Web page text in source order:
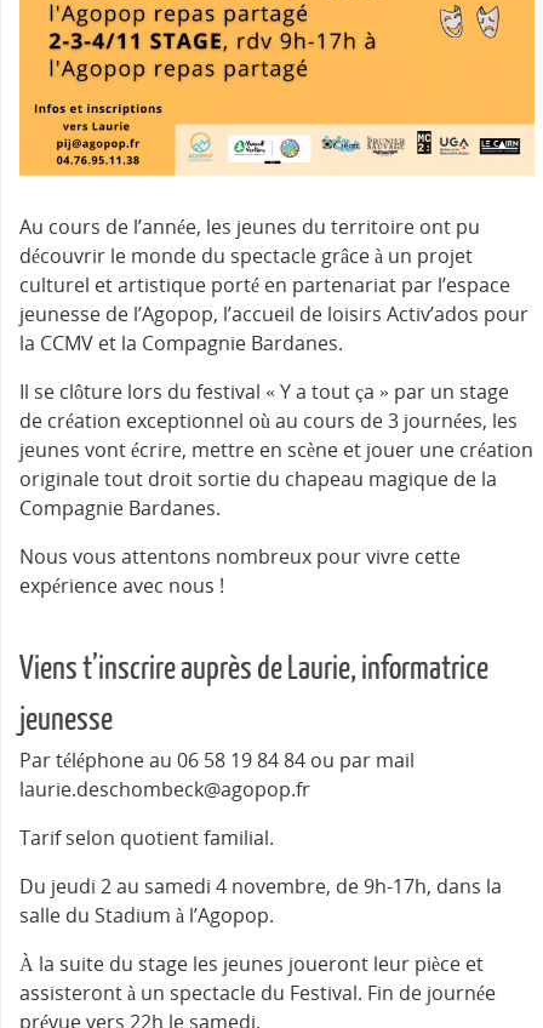
Au cours de l’année, les jeunes du territoire ont pu
découvrir le monde du spectacle grâce à un projet
culturel et artistique porté en partenariat par l’espace
jeunesse de l’Agopop, l’accueil de loisirs Activ’ados pour
la CCMV et la Compagnie Bardanes.
Il se clôture lors du festival « Y a tout ça » par un stage
de création exceptionnel où au cours de 3 journées, les
jeunes vont écrire, mettre en scène et jouer une création
originale tout droit sortie du chapeau magique de la
Compagnie Bardanes.
Nous vous attentons nombreux pour vivre cette
expérience avec nous !
Viens t’inscrire auprès de Laurie, informatrice
jeunesse
Par téléphone au 06 58 19 84 84 ou par mail
laurie.deschombeck@agopop.fr
Tarif selon quotient familial.
Du jeudi 2 au samedi 4 novembre, de 9h-17h, dans la
salle du Stadium à l’Agopop.
À la suite du stage les jeunes joueront leur pièce et
assisteront à un spectacle du Festival. Fin de journée
prévue vers 22h le samedi.